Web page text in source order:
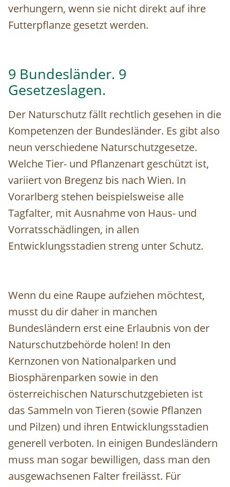
verhungern, wenn sie nicht direkt auf ihre
Futterpflanze gesetzt werden.
9 Bundesländer. 9
Gesetzeslagen.
Der Naturschutz fällt rechtlich gesehen in die
Kompetenzen der Bundesländer. Es gibt also
neun verschiedene Naturschutzgesetze.
Welche Tier- und Pflanzenart geschützt ist,
variiert von Bregenz bis nach Wien. In
Vorarlberg stehen beispielsweise alle
Tagfalter, mit Ausnahme von Haus- und
Vorratsschädlingen, in allen
Entwicklungsstadien streng unter Schutz.
Wenn du eine Raupe aufziehen möchtest,
musst du dir daher in manchen
Bundesländern erst eine Erlaubnis von der
Naturschutzbehörde holen! In den
Kernzonen von Nationalparken und
Biosphärenparken sowie in den
österreichischen Naturschutzgebieten ist
das Sammeln von Tieren (sowie Pflanzen
und Pilzen) und ihren Entwicklungsstadien
generell verboten. In einigen Bundesländern
muss man sogar bewilligen, dass man den
ausgewachsenen Falter freilässt. Für